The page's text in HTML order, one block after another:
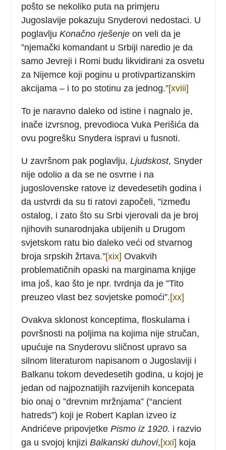
pošto se nekoliko puta na primjeru
Jugoslavije pokazuju Snyderovi nedostaci. U
poglavljuKonačno rješenjeon veli da je
”njemački komandant u Srbiji naredio je da
samo Jevreji i Romi budu likvidirani za osvetu
za Nijemce koji poginu u protivpartizanskim
akcijama – i to po stotinu za jednog.”[xviii]
To je naravno daleko od istine i nagnalo je,
inače izvrsnog, prevodioca Vuka Perišića da
ovu pogrešku Snydera ispravi u fusnoti.
U završnom pak poglavlju,Ljudskost, Snyder
nije odolio a da se ne osvrne i na
jugoslovenske ratove iz devedesetih godina i
da ustvrdi da su ti ratovi započeli, ”između
ostalog, i zato što su Srbi vjerovali da je broj
njihovih sunarodnjaka ubijenih u Drugom
svjetskom ratu bio daleko veći od stvarnog
broja srpskih žrtava.”[xix] Ovakvih
problematičnih opaski na marginama knjige
ima još, kao što je npr. tvrdnja da je ”Tito
preuzeo vlast bez sovjetske pomoći”.[xx]
Ovakva sklonost konceptima, floskulama i
površnosti na poljima na kojima nije stručan,
upućuje na Snyderovu sličnost upravo sa
silnom literaturom napisanom o Jugoslaviji i
Balkanu tokom devedesetih godina, u kojoj je
jedan od najpoznatijih razvijenih koncepata
bio onaj o ”drevnim mržnjama” (“ancient
hatreds”) koji je Robert Kaplan izveo iz
Andrićeve pripovjetkePismo iz 1920. i razvio
ga u svojoj knjiziBalkanski duhovi,[xxi] koja